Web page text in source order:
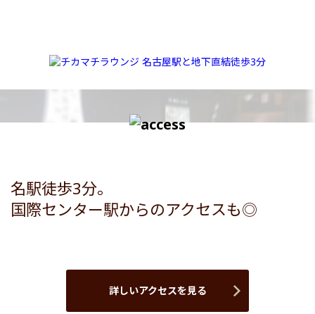
名駅徒歩3分。
国際センター駅からのアクセスも◎
詳しいアクセスを見る